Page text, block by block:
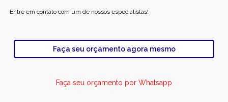
Entre em contato com um de nossos especialistas!
Faça seu orçamento agora mesmo
Faça seu orçamento por Whatsapp